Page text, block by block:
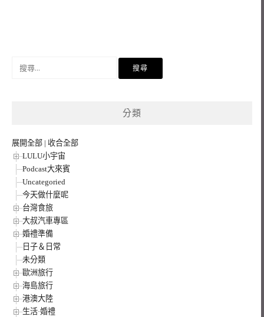
分類
展開全部 | 收合全部
LULU小宇宙
Podcast大來賓
Uncategoried
今天做什麼呢
台灣食旅
大叔汽車專區
婚禮準備
日子＆日常
未分類
歐洲旅行
海島旅行
港澳大陸
生活·婚禮